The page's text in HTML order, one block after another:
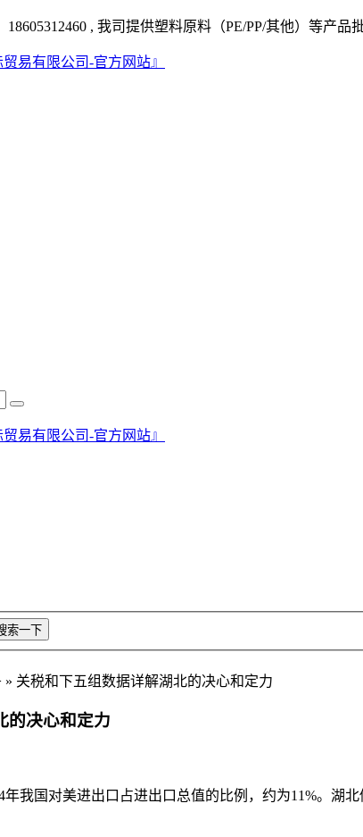
, 我司提供塑料原料（PE/PP/其他）等产
» 关税和下五组数据详解湖北的决心和定力
的决心和定力
国对美进出口占进出口总值的比例，约为11%。湖北